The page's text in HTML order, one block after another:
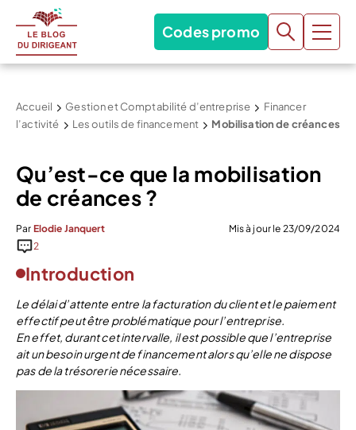
Codes promo
Accueil Gestion et Comptabilité d’entreprise
Financer
l’activité
Les outils de financement Mobilisation de créances
Qu’est-ce que la mobilisation
de créances ?
Par Elodie Janquert
Mis à jour le 23/09/2024
2
Introduction
Le délai d’attente entre la facturation du client et le paiement
effectif peut être problématique pour l’entreprise.
En effet, durant cet intervalle, il est possible que l’entreprise
ait un besoin urgent de financement alors qu’elle ne dispose
pas de la trésorerie nécessaire.